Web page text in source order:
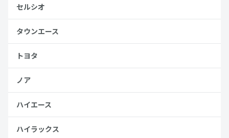
セルシオ
タウンエース
トヨタ
ノア
ハイエース
ハイラックス